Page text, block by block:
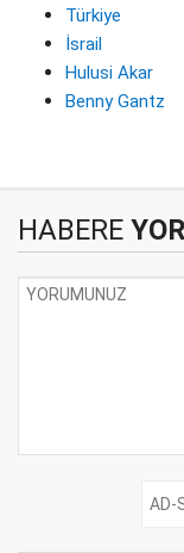
Türkiye
İsrail
Hulusi Akar
Benny Gantz
HABERE